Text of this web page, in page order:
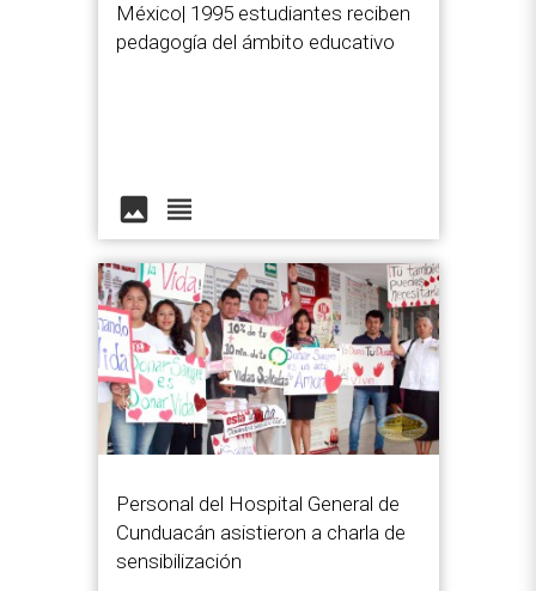
México| 1995 estudiantes reciben
pedagogía del ámbito educativo
image view_headline
Personal del Hospital General de
Cunduacán asistieron a charla de
sensibilización